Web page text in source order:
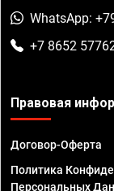
WhatsApp:
+7 8652
Правовая
Договор-Оферта
Политика
Персональных